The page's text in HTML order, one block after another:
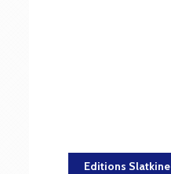
Editions Slatkine